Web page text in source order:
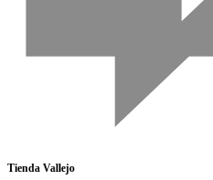
Tienda Vallejo